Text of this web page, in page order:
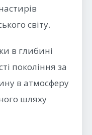
світу.
в глибині
покоління за
в атмосферу
шляху